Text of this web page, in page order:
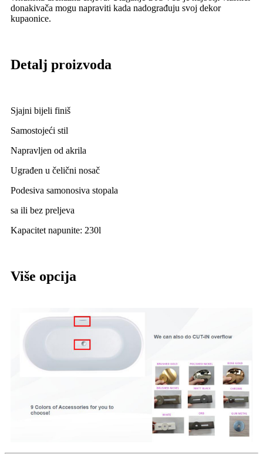
donakivača mogu napraviti kada nadograđuju svoj dekor
kupaonice.
Detalj proizvoda
Sjajni bijeli finiš
Samostojeći stil
Napravljen od akrila
Ugrađen u čelični nosač
Podesiva samonosiva stopala
sa ili bez preljeva
Kapacitet napunite: 230l
Više opcija